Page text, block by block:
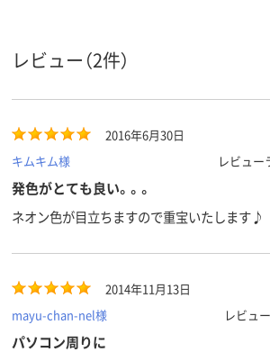
ンク系、ブルー系
リーズ
アスクル
商品環境
スコア
レビュー（2件）
2016年6月30日
キムキム様
レビュー
発色がとても良い。。。
ネオン色が目立ちますので重宝いたします♪
2014年11月13日
mayu-chan-nel様
レビュ
パソコン周りに